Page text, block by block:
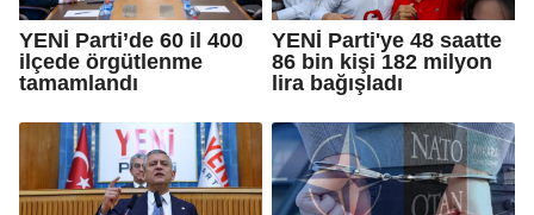
YENİ Parti’de 60 il 400
ilçede örgütlenme
tamamlandı
YENİ Parti'ye 48 saatte
86 bin kişi 182 milyon
lira bağışladı